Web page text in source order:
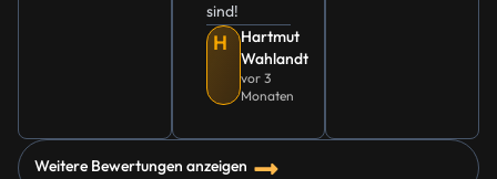
sind!
H
Hartmut
Wahlandt
vor 3
Monaten
Weitere Bewertungen anzeigen